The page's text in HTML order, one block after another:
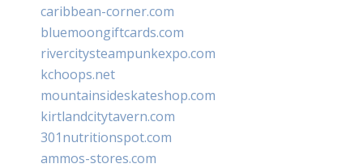
caribbean-corner.com
bluemoongiftcards.com
rivercitysteampunkexpo.com
kchoops.net
mountainsideskateshop.com
kirtlandcitytavern.com
301nutritionspot.com
ammos-stores.com